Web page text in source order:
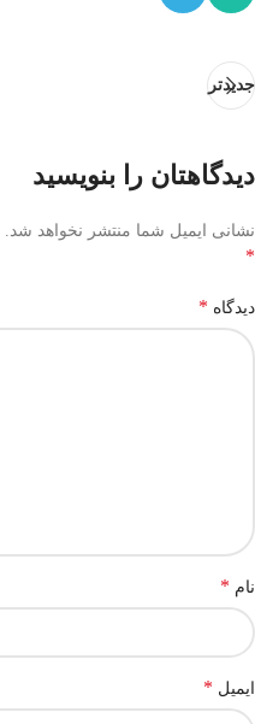
جدیدتر
دیدگاهتان را بنویسید
نشانی ایمیل شما منتشر نخواهد شد.
*
دیدگاه *
نام *
ایمیل *